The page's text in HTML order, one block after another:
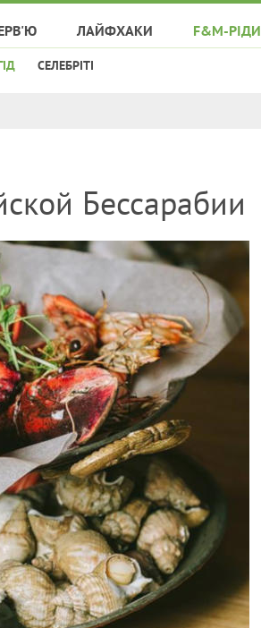
ЛАЙФХАКИ F&M-РІДИ
СЕЛЕБРІТІ
Бессарабии